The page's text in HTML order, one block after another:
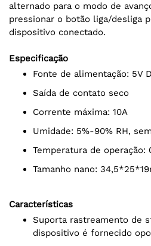
alternado para o modo de
pressionar o botão liga/desliga
dispositivo conectado.
Especificação
Fonte de alimentação: 5V
Saída de contato seco
Corrente máxima: 10A
Umidade: 5%-90% RH,
Temperatura de operação:
Tamanho nano:
Características
Suporta rastreamento de status: o status do
dispositivo é fornecido